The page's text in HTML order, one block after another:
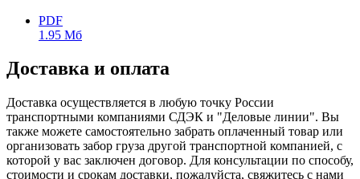
PDF
1.95 Мб
Доставка и оплата
Доставка осуществляется в любую точку России
транспортными компаниями СДЭК и "Деловые линии". Вы
также можете самостоятельно забрать оплаченный товар или
организовать забор груза другой транспортной компанией, с
которой у вас заключен договор. Для консультации по способу,
стоимости и срокам доставки, пожалуйста, свяжитесь с нами